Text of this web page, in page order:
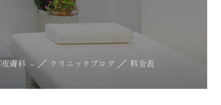
膚科 クリニックブログ 料金表